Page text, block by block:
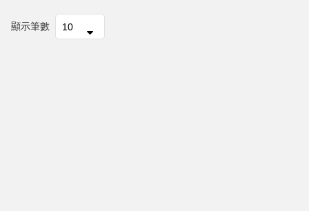
顯示筆數